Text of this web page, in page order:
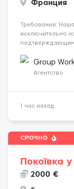
Франция
Требования:
исключительно
подтверждающим
A1 могут
рынку труда ЕС
Group
Агентство
1 час назад
СРОЧНО
Покоївка
2000 €